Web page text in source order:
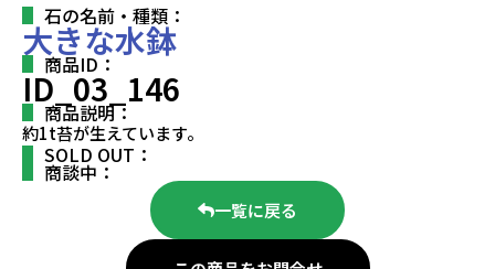
石の名前・種類：
大きな水鉢
商品ID：
ID_03_146
商品説明：
約1t苔が生えています。
SOLD OUT：
商談中：
一覧に戻る